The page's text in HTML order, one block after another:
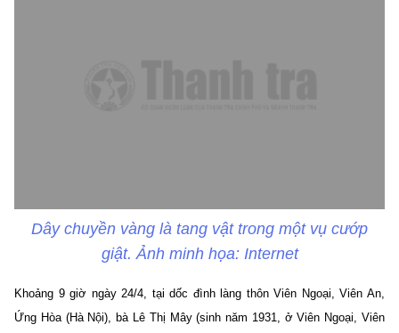
Dây chuyền vàng là tang vật trong một vụ cướp
giật. Ảnh minh họa: Internet
Khoảng 9 giờ ngày 24/4, tại dốc đình làng thôn Viên Ngoại, Viên An,
Ứng Hòa (Hà Nội), bà Lê Thị Mây (sinh năm 1931, ở Viên Ngoại, Viên